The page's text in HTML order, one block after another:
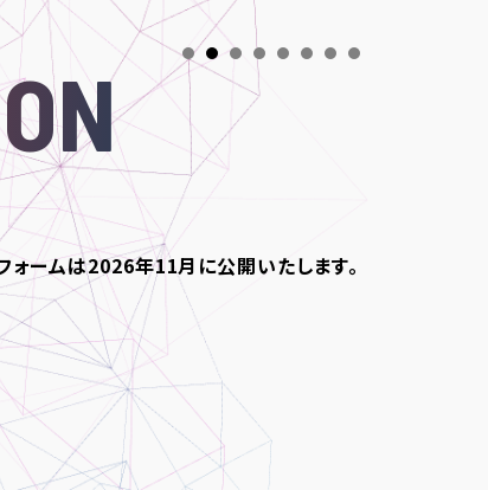
ームは2026年11月に公開いたします。